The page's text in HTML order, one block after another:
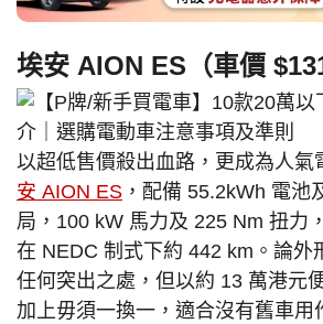
埃安 AION ES（車價
以超低售價殺出血路，更成為人氣
安 AION ES ，配備 55.2kWh 電池
局，100 kW 馬力及 225 Nm 扭力
在 NEDC 制式下約 442 km。論外
任何突出之處，但以約 13 萬港元
加上毋須一換一，適合沒有舊車用